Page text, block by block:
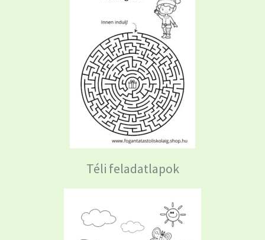
Téli feladatlapok